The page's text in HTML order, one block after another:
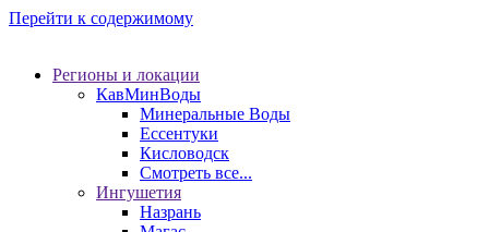
Перейти к содержимому
Регионы и локации
КавМинВоды
Минеральные Воды
Ессентуки
Кисловодск
Смотреть все...
Ингушетия
Назрань